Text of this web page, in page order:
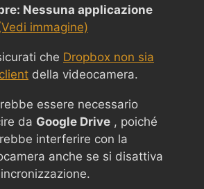
Nessuna applicazione
immagine)
che Dropbox non sia
della videocamera.
essere necessario
da Google Drive , poiché
interferire con la
anche se si disattiva